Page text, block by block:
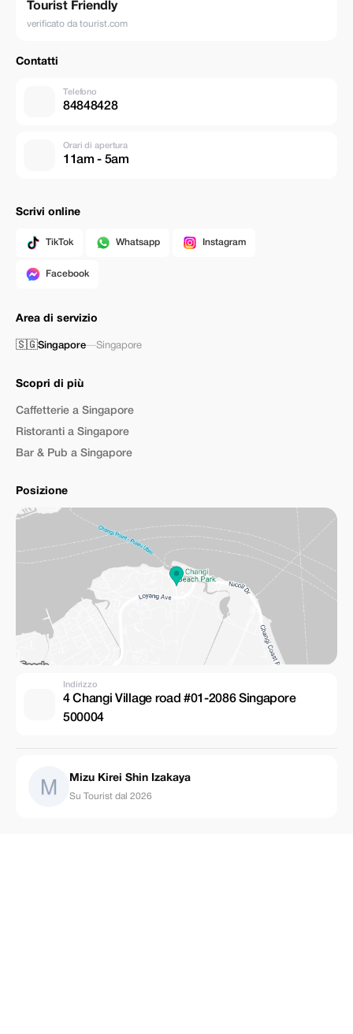
Tourist Friendly
verificato da tourist.com
Contatti
Telefono
84848428
Orari di apertura
11am - 5am
Scrivi online
TikTok Whatsapp Instagram
Facebook
Area di servizio
🇸🇬Singapore—Singapore
Scopri di più
Caffetterie a Singapore
Ristoranti a Singapore
Bar & Pub a Singapore
Posizione
Indirizzo
4 Changi Village road #01-2086 Singapore
500004
Mizu Kirei Shin Izakaya
Su Tourist dal 2026